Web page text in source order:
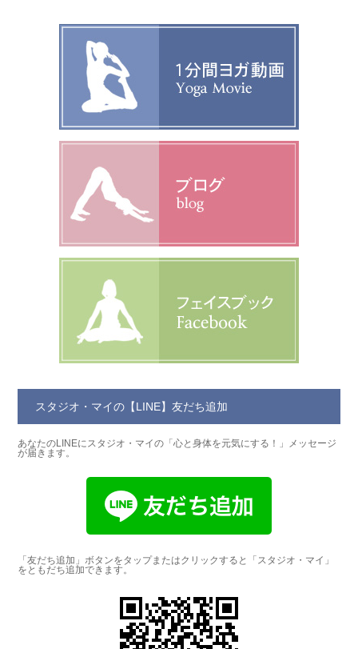
スタジオ・マイの【LINE】友だち追加
あなたのLINEにスタジオ・マイの「心と身体を元気にする！」メッセージ
が届きます。
「友だち追加」ボタンをタップまたはクリックすると「スタジオ・マイ」
をともだち追加できます。